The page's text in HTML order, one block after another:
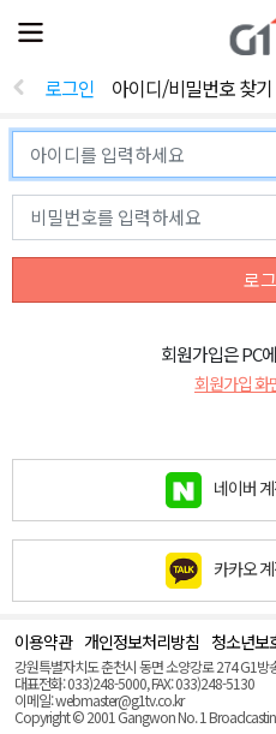
전
체
뉴
열
로그인 아이디/비밀번호 찾기
로
회원가입은 PC
회원가입 화
네이버
카카오
이용약관 개인정보처리방침 청소년보
강원특별자치도 춘천시 동면 소양강로 274 G1방
대표전화: 033)248-5000, FAX: 033)248-5130
이메일: webmaster@g1tv.co.kr
Copyright © 2001 Gangwon No. 1